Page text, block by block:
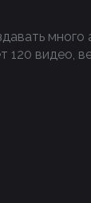
много
120 видео,